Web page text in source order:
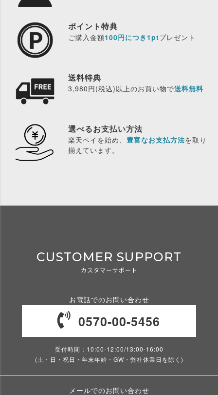
ポイント特典
ご購入金額100円につき1ptプレゼント
送料特典
3,980円(税込)以上のお買い物で送料無料
選べるお支払い方法
楽天ペイを始め、 豊富なお支払方法を取り
揃えています。
CUSTOMER SUPPORT
カスタマーサポート
お電話でのお問い合わせ
0570-00-5456
受付時間：10:00-12:00/13:00-16:00
(土・日・祝日・年末年始・GW・弊社休業日を除く)
メールでのお問い合わせ